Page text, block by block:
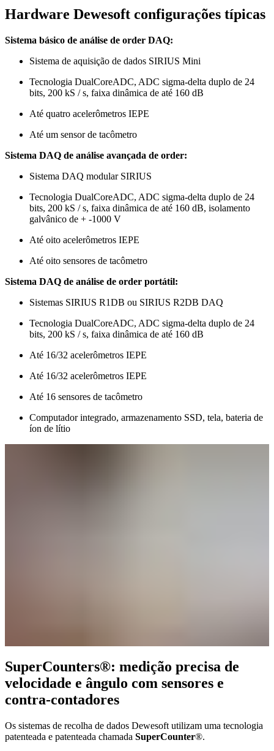
Hardware Dewesoft configurações típicas
Sistema básico de análise de order DAQ:
Sistema de aquisição de dados SIRIUS Mini
Tecnologia DualCoreADC, ADC sigma-delta duplo de 24
bits, 200 kS / s, faixa dinâmica de até 160 dB
Até quatro acelerômetros IEPE
Até um sensor de tacômetro
Sistema DAQ de análise avançada de order:
Sistema DAQ modular SIRIUS
Tecnologia DualCoreADC, ADC sigma-delta duplo de 24
bits, 200 kS / s, faixa dinâmica de até 160 dB, isolamento
galvânico de + -1000 V
Até oito acelerômetros IEPE
Até oito sensores de tacômetro
Sistema DAQ de análise de order portátil:
Sistemas SIRIUS R1DB ou SIRIUS R2DB DAQ
Tecnologia DualCoreADC, ADC sigma-delta duplo de 24
bits, 200 kS / s, faixa dinâmica de até 160 dB
Até 16/32 acelerômetros IEPE
Até 16/32 acelerômetros IEPE
Até 16 sensores de tacômetro
Computador integrado, armazenamento SSD, tela, bateria de
íon de lítio
SuperCounters®: medição precisa de
velocidade e ângulo com sensores e
contra-contadores
Os sistemas de recolha de dados Dewesoft utilizam uma tecnologia
patenteada e patenteada chamada SuperCounter®.